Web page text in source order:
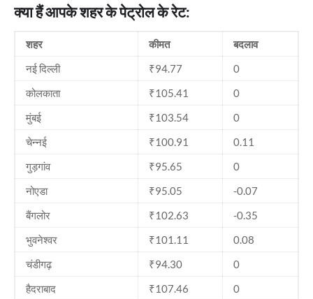
क्या हैं आपके शहर के पेट्रोल के रेट:
शहर कीमत
बदलाव
नई दिल्ली
₹94.77
0
कोलकाता
₹105.41
0
मुंबई
₹103.54
0
चेन्नई
₹100.91
0.11
गुड़गांव
₹95.65
0
नोएडा
₹95.05
-0.07
बैंगलोर
₹102.63
-0.35
भुवनेश्वर
₹101.11
0.08
चंडीगढ़
₹94.30
0
हैदराबाद
₹107.46
0